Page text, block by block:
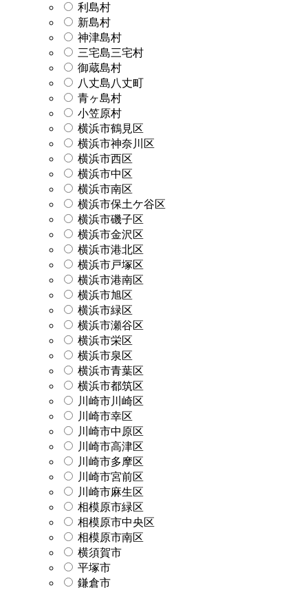
利島村
新島村
神津島村
三宅島三宅村
御蔵島村
八丈島八丈町
青ヶ島村
小笠原村
横浜市鶴見区
横浜市神奈川区
横浜市西区
横浜市中区
横浜市南区
横浜市保土ケ谷区
横浜市磯子区
横浜市金沢区
横浜市港北区
横浜市戸塚区
横浜市港南区
横浜市旭区
横浜市緑区
横浜市瀬谷区
横浜市栄区
横浜市泉区
横浜市青葉区
横浜市都筑区
川崎市川崎区
川崎市幸区
川崎市中原区
川崎市高津区
川崎市多摩区
川崎市宮前区
川崎市麻生区
相模原市緑区
相模原市中央区
相模原市南区
横須賀市
平塚市
鎌倉市